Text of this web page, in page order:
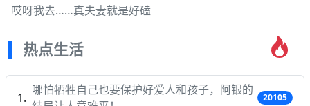
哎呀我去……真夫妻就是好磕
热点生活
哪怕牺牲自己也要保护好爱人和孩子，阿银的
20105